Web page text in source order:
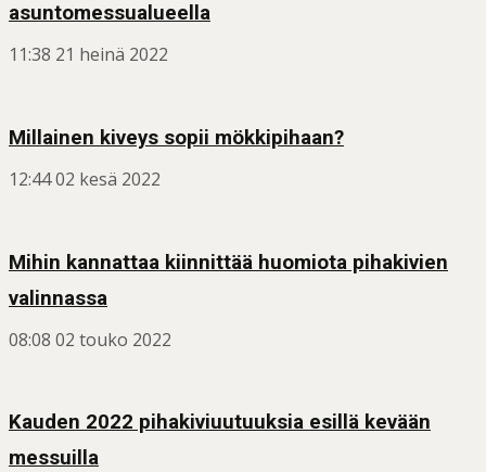
asuntomessualueella
11:38 21 heinä 2022
Millainen kiveys sopii mökkipihaan?
12:4402 kesä 2022
Mihin kannattaa kiinnittää huomiota pihakivien
valinnassa
08:08 02 touko 2022
Kauden 2022 pihakiviuutuuksia esillä kevään
messuilla